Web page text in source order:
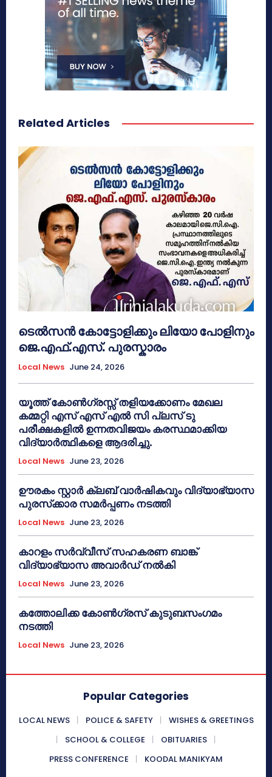
Related Articles
ടെൽസൻ കോട്ടോളിക്കും ലിയോ പോളിനും
ജെ.എഫ്.എസ്. പുരസ്കാരം
Local News June 24, 2026
യൂത്ത് കോൺഗ്രസ്സ് തളിയക്കോണം മേഖല
കമ്മറ്റി എസ് എസ് എൽ സി പ്ലസ് ടു
പരീക്ഷകളിൽ ഉന്നതവിജയം കരസ്ഥമാക്കിയ
വിദ്യാർത്ഥികളെ ആദരിച്ചു.
Local News June 23, 2026
ഊരകം സ്റ്റാർ ക്ലബ് വാർഷികവും വിദ്യാഭ്യാസ
പുരസ്‌ക്കാര സമർപ്പണം നടത്തി
Local News June 23, 2026
കാറളം സർവ്വീസ് സഹകരണ ബാങ്ക്
വിദ്യാഭ്യാസ അവാർഡ് നൽകി
Local News June 23, 2026
കത്തോലിക്ക കോൺഗ്രസ് കുടുബസംഗമം
നടത്തി
Local News June 23, 2026
Popular Categories
LOCAL NEWS POLICE & SAFETY
WISHES & GREETINGS
SCHOOL & COLLEGE
OBITUARIES
PRESS CONFERENCE
KOODAL MANIKYAM